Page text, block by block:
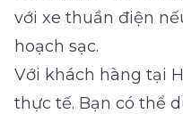
với xe thuần điện
hoạch sạc.
Với khách hàng tại
thực tế. Bạn có thể